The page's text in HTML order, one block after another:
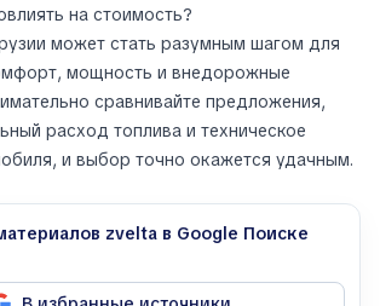
на стоимость?
может стать разумным шагом для
мощность и внедорожные
сравнивайте предложения,
расход топлива и техническое
и выбор точно окажется удачным.
zvelta в Google Поиске